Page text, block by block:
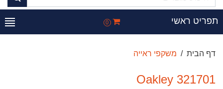
ראשי 0
דף הבית משקפי ראייה
Oakley 321701